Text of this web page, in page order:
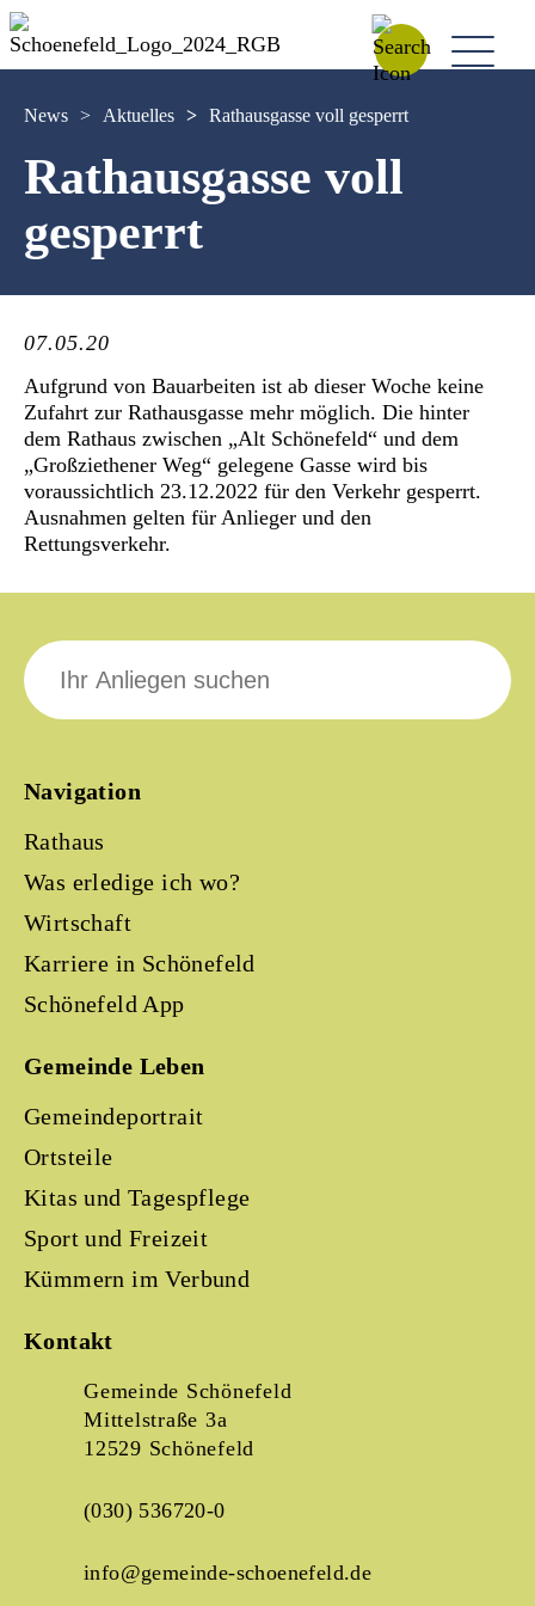
News > Aktuelles > Rathausgasse voll gesperrt
Rathausgasse voll
gesperrt
07.05.20
Aufgrund von Bauarbeiten ist ab dieser Woche keine
Zufahrt zur Rathausgasse mehr möglich. Die hinter
dem Rathaus zwischen „Alt Schönefeld“ und dem
„Großziethener Weg“ gelegene Gasse wird bis
voraussichtlich 23.12.2022 für den Verkehr gesperrt.
Ausnahmen gelten für Anlieger und den
Rettungsverkehr.
Navigation
Rathaus
Was erledige ich wo?
Wirtschaft
Karriere in Schönefeld
Schönefeld App
Gemeinde Leben
Gemeindeportrait
Ortsteile
Kitas und Tagespflege
Sport und Freizeit
Kümmern im Verbund
Kontakt
Gemeinde Schönefeld
Mittelstraße 3a
12529 Schönefeld
(030) 536720-0
info@gemeinde-schoenefeld.de
Suche
nach: